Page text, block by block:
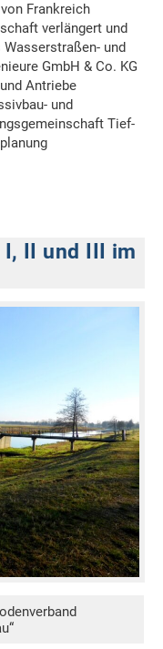
Frankreich
verlängert und
und
GmbH & Co. KG
Antriebe
und
Tief-
I, II und III im